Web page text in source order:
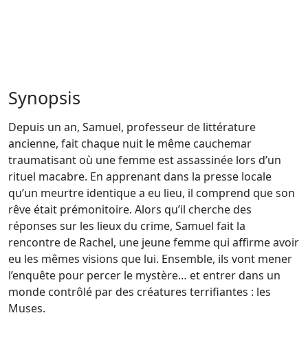
Synopsis
Depuis un an, Samuel, professeur de littérature
ancienne, fait chaque nuit le même cauchemar
traumatisant où une femme est assassinée lors d’un
rituel macabre. En apprenant dans la presse locale
qu’un meurtre identique a eu lieu, il comprend que son
rêve était prémonitoire. Alors qu’il cherche des
réponses sur les lieux du crime, Samuel fait la
rencontre de Rachel, une jeune femme qui affirme avoir
eu les mêmes visions que lui. Ensemble, ils vont mener
l’enquête pour percer le mystère… et entrer dans un
monde contrôlé par des créatures terrifiantes : les
Muses.